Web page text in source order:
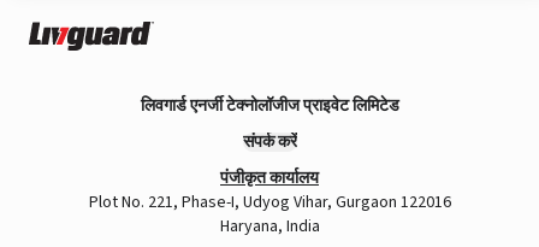
लिवगार्ड एनर्जी टेक्नोलॉजीज प्राइवेट लिमिटेड
संपर्क करें
पंजीकृत कार्यालय
Plot No. 221, Phase-I, Udyog Vihar, Gurgaon 122016
Haryana, India